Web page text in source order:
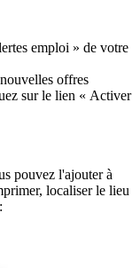
emploi » de votre
offres
sur le lien « Activer
pouvez l'ajouter à
localiser le lieu